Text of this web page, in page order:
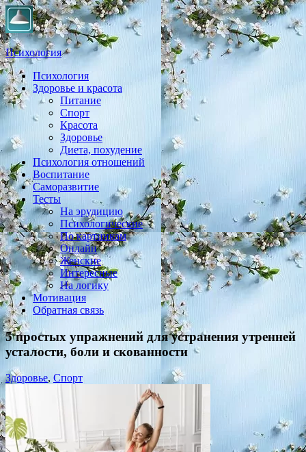
Психология
Практическая психология, личностный рост, экология,
здоровье, воспитание,
Психология
Здоровье и красота
Питание
Спорт
Красота
Здоровье
Диета, похудение
Психология отношений
Воспитание
Саморазвитие
Тесты
На эрудицию
Психологические
По картинкам
Онлайн
Женские
Интересные
На логику
Мотивация
Обратная связь
5 простых упражнений для устранения утренней
усталости, боли и скованности
Здоровье, Спорт